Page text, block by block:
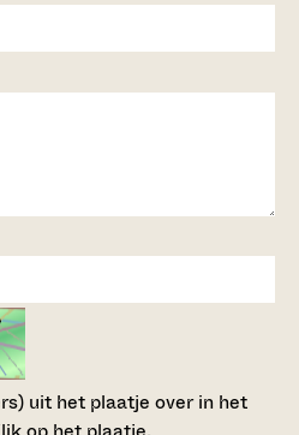
uit het plaatje over in het